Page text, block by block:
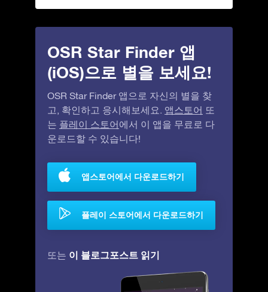
OSR Star Finder 앱
(iOS)으로 별을 보세요!
OSR Star Finder 앱으로 자신의 별을 찾
고, 확인하고 응시해보세요. 앱스토어 또
는 플레이 스토어 에서 이 앱을 무료로 다
운로드할 수 있습니다!
앱스토어에서 다운로드하기
플레이 스토어에서 다운로드하기
또는 이 블로그포스트 읽기